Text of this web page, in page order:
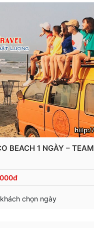
BEACH 1 NGÀY –
khách chọn ngày